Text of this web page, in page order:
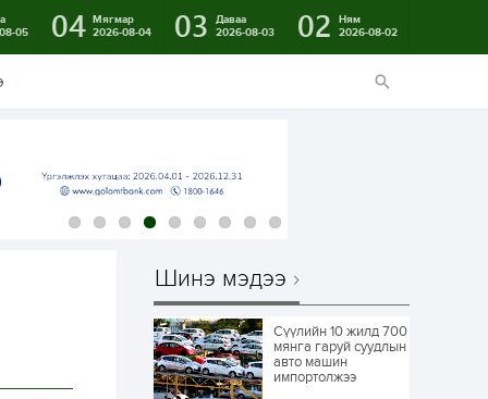
05
04 Мягмар
2026-08-04
03
Даваа
2026-08-03
02
Ням
2026-08-02
Шинэ мэдээ
Сүүлийн 10 жилд 700
мянга гаруй суудлын
авто машин
импортолжээ